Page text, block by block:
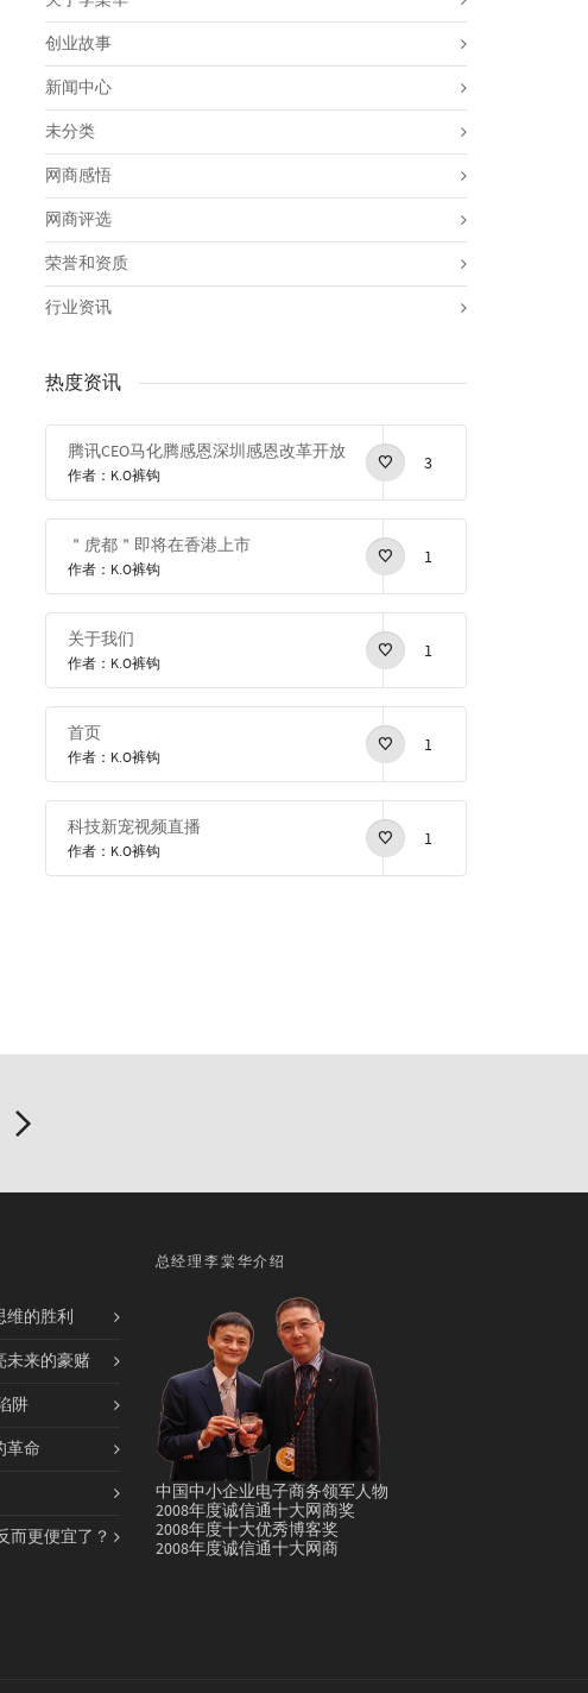
创业故事
新闻中心
未分类
网商感悟
网商评选
荣誉和资质
行业资讯
热度资讯
腾讯CEO马化腾感恩深圳感恩改革开放
作者：K.O裤钩
3
＂虎都＂即将在香港上市
作者：K.O裤钩
1
关于我们
作者：K.O裤钩
1
首页
作者：K.O裤钩
1
科技新宠视频直播
作者：K.O裤钩
1
维的胜利
未来的豪赌
阱
革命
而更便宜了？
总经理李棠华介绍
中国中小企业电子商务领军人物
2008年度诚信通十大网商奖
2008年度十大优秀博客奖
2008年度诚信通十大网商